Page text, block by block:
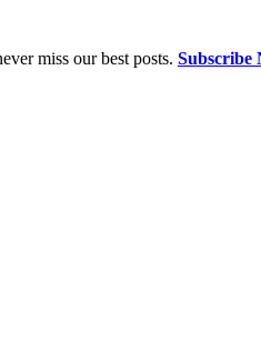
miss our best posts. Subscribe